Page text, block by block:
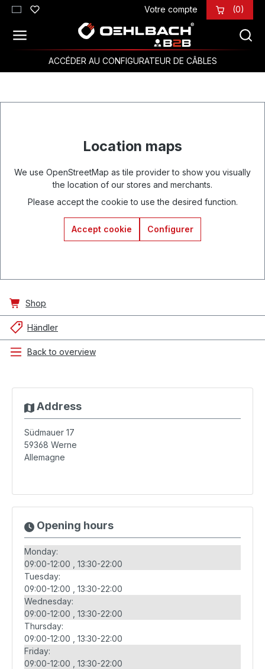
Passer au contenu principal Votre compte (0)
ACCÉDER AU CONFIGURATEUR DE CÂBLES
Location maps
We use OpenStreetMap as tile provider to show you visually
the location of our stores and merchants.
Please accept the cookie to use the desired function.
Accept cookie Configurer
Shop
Händler
Back to overview
Address
Südmauer 17
59368 Werne
Allemagne
Opening hours
Monday:
09:00-12:00
13:30-22:00
Tuesday:
09:00-12:00
13:30-22:00
Wednesday:
09:00-12:00
13:30-22:00
Thursday:
09:00-12:00
13:30-22:00
Friday:
09:00-12:00
13:30-22:00